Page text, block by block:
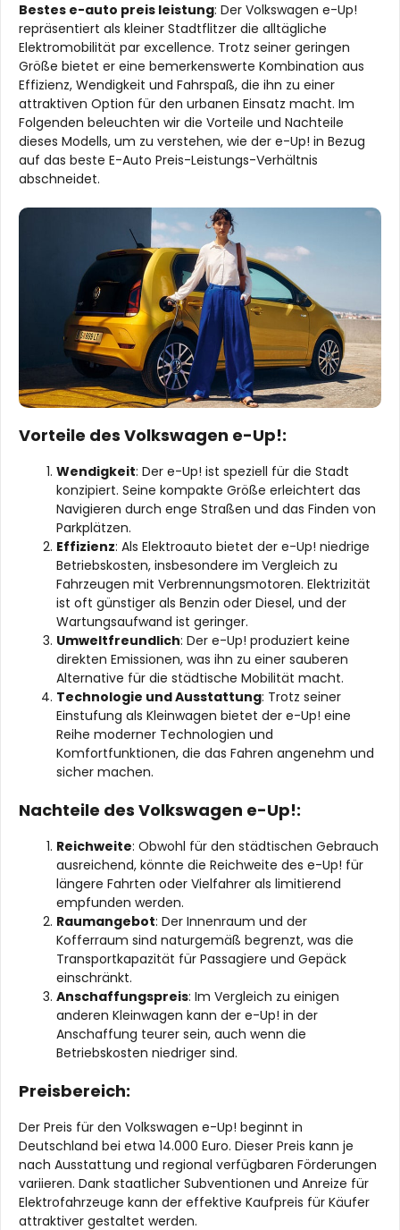
Bestes e-auto preis leistung: Der Volkswagen e-Up!
repräsentiert als kleiner Stadtflitzer die alltägliche
Elektromobilität par excellence. Trotz seiner geringen
Größe bietet er eine bemerkenswerte Kombination aus
Effizienz, Wendigkeit und Fahrspaß, die ihn zu einer
attraktiven Option für den urbanen Einsatz macht. Im
Folgenden beleuchten wir die Vorteile und Nachteile
dieses Modells, um zu verstehen, wie der e-Up! in Bezug
auf das beste E-Auto Preis-Leistungs-Verhältnis
abschneidet.
Vorteile des Volkswagen e-Up!:
Wendigkeit: Der e-Up! ist speziell für die Stadt
konzipiert. Seine kompakte Größe erleichtert das
Navigieren durch enge Straßen und das Finden von
Parkplätzen.
Effizienz: Als Elektroauto bietet der e-Up! niedrige
Betriebskosten, insbesondere im Vergleich zu
Fahrzeugen mit Verbrennungsmotoren. Elektrizität
ist oft günstiger als Benzin oder Diesel, und der
Wartungsaufwand ist geringer.
Umweltfreundlich: Der e-Up! produziert keine
direkten Emissionen, was ihn zu einer sauberen
Alternative für die städtische Mobilität macht.
Technologie und Ausstattung: Trotz seiner
Einstufung als Kleinwagen bietet der e-Up! eine
Reihe moderner Technologien und
Komfortfunktionen, die das Fahren angenehm und
sicher machen.
Nachteile des Volkswagen e-Up!:
Reichweite: Obwohl für den städtischen Gebrauch
ausreichend, könnte die Reichweite des e-Up! für
längere Fahrten oder Vielfahrer als limitierend
empfunden werden.
Raumangebot: Der Innenraum und der
Kofferraum sind naturgemäß begrenzt, was die
Transportkapazität für Passagiere und Gepäck
einschränkt.
Anschaffungspreis: Im Vergleich zu einigen
anderen Kleinwagen kann der e-Up! in der
Anschaffung teurer sein, auch wenn die
Betriebskosten niedriger sind.
Preisbereich:
Der Preis für den Volkswagen e-Up! beginnt in
Deutschland bei etwa 14.000 Euro. Dieser Preis kann je
nach Ausstattung und regional verfügbaren Förderungen
variieren. Dank staatlicher Subventionen und Anreize für
Elektrofahrzeuge kann der effektive Kaufpreis für Käufer
attraktiver gestaltet werden.